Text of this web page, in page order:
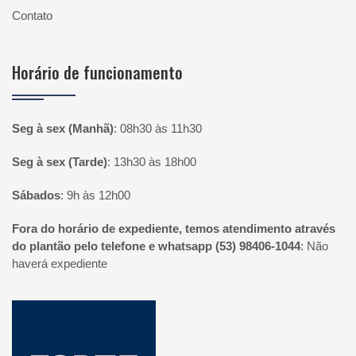
Contato
Horário de funcionamento
Seg à sex (Manhã): 08h30 às 11h30
Seg à sex (Tarde): 13h30 às 18h00
Sábados: 9h às 12h00
Fora do horário de expediente, temos atendimento através
do plantão pelo telefone e whatsapp (53) 98406-1044: Não
haverá expediente